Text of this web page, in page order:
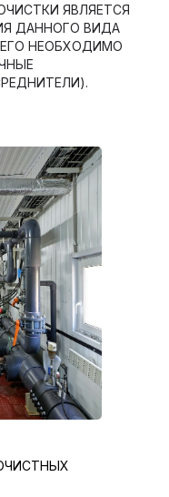
ЯВЛЯЕТСЯ
ДАННОГО ВИДА
НЕОБХОДИМО